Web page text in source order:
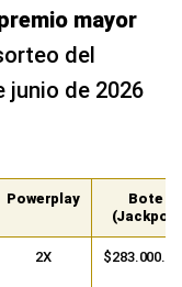
mayor
del
junio de 2026
Powerplay
Bote
(Jackpot)
2X